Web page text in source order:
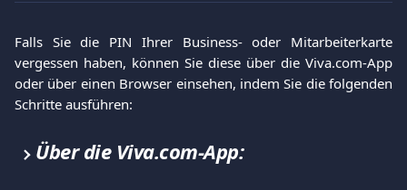
Falls Sie die PIN Ihrer Business- oder Mitarbeiterkarte
vergessen haben, können Sie diese über die Viva.com-App
oder über einen Browser einsehen, indem Sie die folgenden
Schritte ausführen:
Über die Viva.com-App: